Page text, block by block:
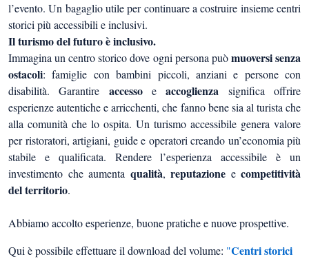
l’evento. Un bagaglio utile per continuare a costruire insieme centri
storici più accessibili e inclusivi.
Il turismo del futuro è inclusivo.
Immagina un centro storico dove ogni persona puòmuoversi senza
ostacoli: famiglie con bambini piccoli, anziani e persone con
disabilità. Garantire accessoeaccoglienza significa offrire
esperienze autentiche e arricchenti, che fanno bene sia al turista che
alla comunità che lo ospita. Un turismo accessibile genera valore
per ristoratori, artigiani, guide e operatori creando un’economia più
stabile e qualificata. Rendere l’esperienza accessibile è un
investimento che aumenta qualità, reputazione e competitività
del territorio.
Abbiamo accolto esperienze, buone pratiche e nuove prospettive.
Qui è possibile effettuare il download del volume: "Centri storici